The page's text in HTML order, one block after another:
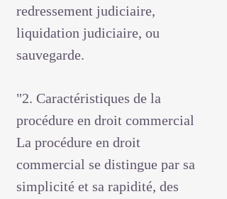
redressement judiciaire,
liquidation judiciaire, ou
sauvegarde.
"2. Caractéristiques de la
procédure en droit commercial
La procédure en droit
commercial se distingue par sa
simplicité et sa rapidité, des